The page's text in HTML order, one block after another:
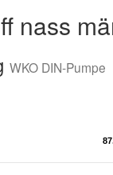
nass
WKO DIN-Pumpe